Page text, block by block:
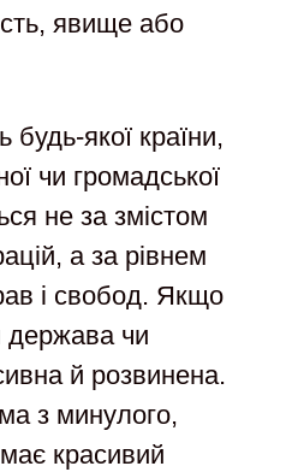
явище або
будь-якої країни,
чи громадської
не за змістом
а за рівнем
і свобод. Якщо
держава чи
й розвинена.
з минулого,
красивий